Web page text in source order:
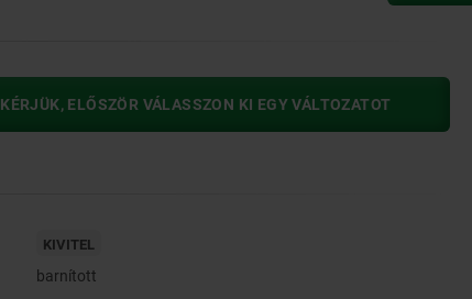
KÉRJÜK, ELŐSZÖR VÁLASSZON KI EGY VÁLTOZATOT
KIVITEL
barnított